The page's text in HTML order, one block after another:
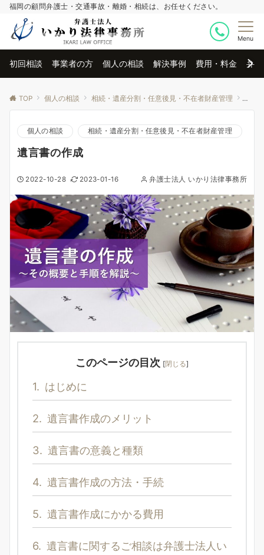
福岡の顧問弁護士・交通事故・離婚・相続は、お任せください。
Menu
初回相談 事業者の方 個人の相談 解決事例 費用・料金 弁
TOP 個人の相談 相続・遺産分割・任意後見・不在者財産管理 遺言
個人の相談 相続・遺産分割・任意後見・不在者財産管理
遺言書の作成
2022-10-28 2023-01-16 弁護士法人 いかり法律事務所
このページの目次 [閉じる]
1. はじめに
2. 遺言書作成のメリット
3. 遺言書の意義と種類
4. 遺言書作成の方法・手続
5. 遺言書作成にかかる費用
6. 遺言書に関するご相談は弁護士法人い